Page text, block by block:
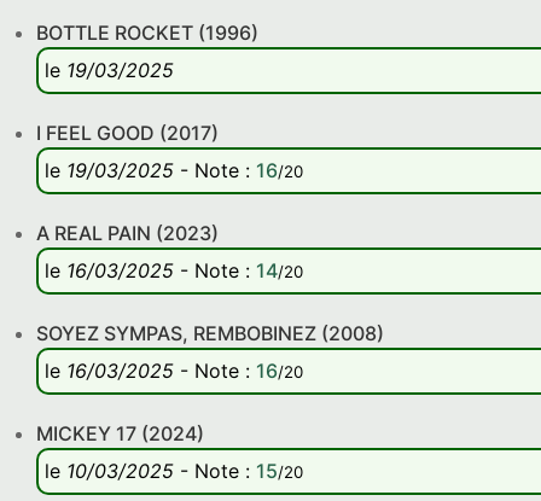
BOTTLE ROCKET (1996)
le 19/03/2025
I FEEL GOOD (2017)
le 19/03/2025 - Note : 16/20
A REAL PAIN (2023)
le 16/03/2025 - Note : 14/20
SOYEZ SYMPAS, REMBOBINEZ (2008)
le 16/03/2025 - Note : 16/20
MICKEY 17 (2024)
le 10/03/2025 - Note : 15/20